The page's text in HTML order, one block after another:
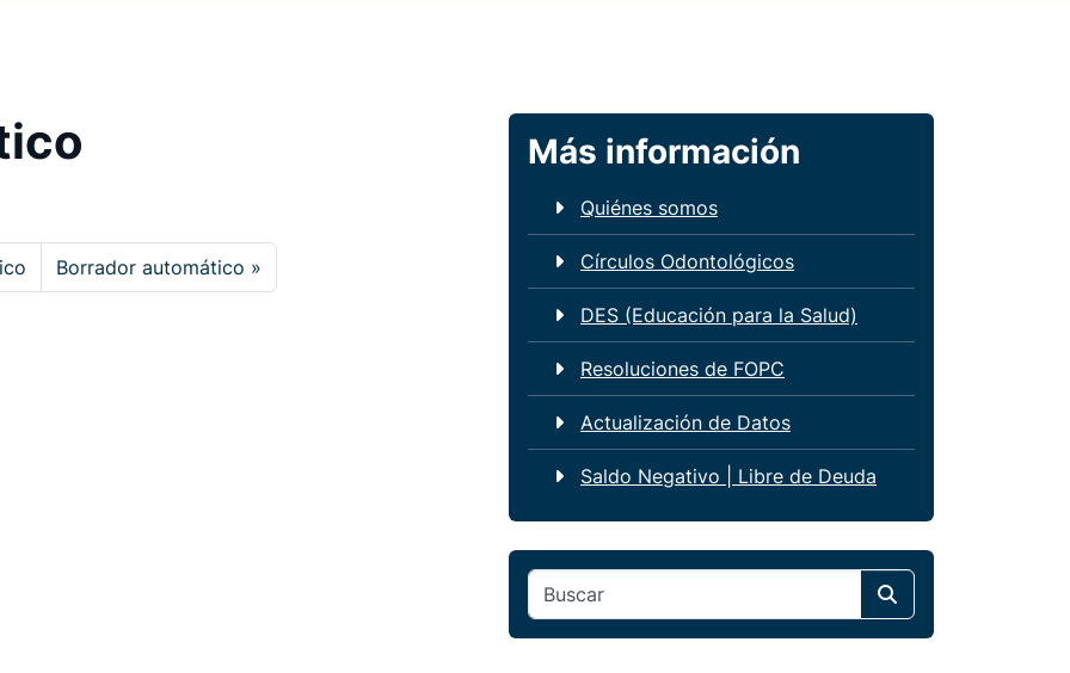
Borrador automático
Más información
Quiénes somos
Círculos Odontológicos
DES (Educación para la Salud)
Resoluciones de FOPC
Actualización de Datos
Saldo Negativo | Libre de Deuda